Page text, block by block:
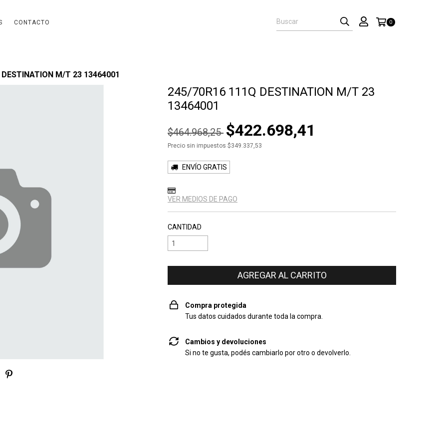
CONTACTO 0
M/T 23 13464001
245/70R16 111Q DESTINATION M/T 23
13464001
$464.968,25 $422.698,41
Precio sin impuestos$349.337,53
ENVÍO GRATIS
VER MEDIOS DE PAGO
CANTIDAD
Compra protegida
Tus datos cuidados durante toda la compra.
Cambios y devoluciones
Si no te gusta, podés cambiarlo por otro o devolverlo.